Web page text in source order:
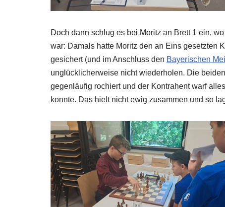
Doch dann schlug es bei Moritz an Brett 1 ein,
war: Damals hatte Moritz den an Eins gesetzten
gesichert (und im Anschluss den Bayerischen
unglücklicherweise nicht wiederholen. Die
gegenläufig rochiert und der Kontrahent warf
konnte. Das hielt nicht ewig zusammen und so